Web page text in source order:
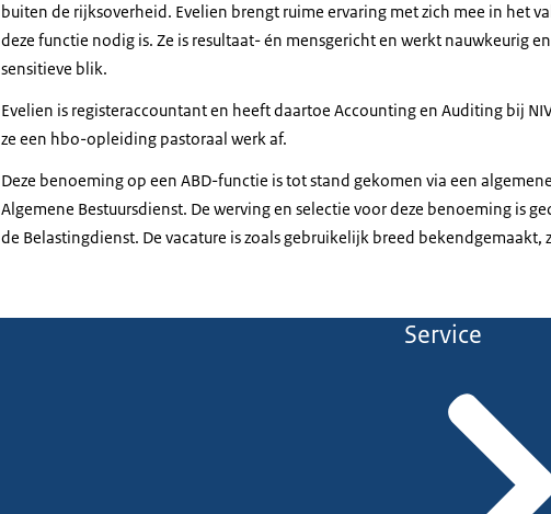
buiten de rijksoverheid. Evelien brengt ruime ervaring met zich mee in het
deze functie nodig is. Ze is resultaat- én mensgericht en werkt nauwkeurig
sensitieve blik.
Evelien is registeraccountant en heeft daartoe Accounting en Auditing bij
ze een hbo-opleiding pastoraal werk af.
Deze benoeming op een ABD-functie is tot stand gekomen via een
Algemene Bestuursdienst. De werving en selectie voor deze benoeming is
de Belastingdienst. De vacature is zoals gebruikelijk breed
Service